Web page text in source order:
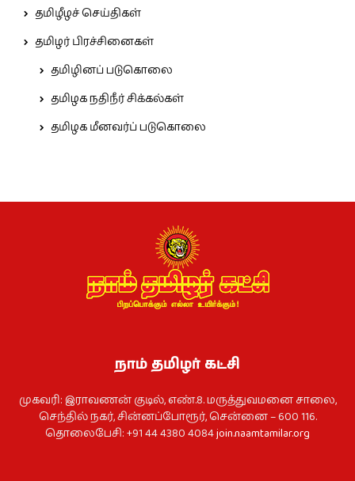
தமிழீழச் செய்திகள்
தமிழர் பிரச்சினைகள்
தமிழினப் படுகொலை
தமிழக நதிநீர் சிக்கல்கள்
தமிழக மீனவர்ப் படுகொலை
நாம் தமிழர் கட்சி
முகவரி: இராவணன் குடில், எண்.8. மருத்துவமனை சாலை,
செந்தில் நகர், சின்னப்போரூர், சென்னை – 600 116.
தொலைபேசி: +91 44 4380 4084join.naamtamilar.org